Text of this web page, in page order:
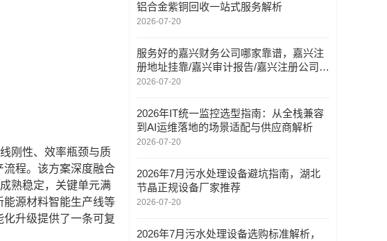
刚性、效率瓶颈与质
程。该方案深度融合
熟稳定，关键单元满
源材料智能生产线等
升级提供了一条可复
铝合金紫铜回收一站式服务解析
2026-07-20
服务好的嘉兴财务公司哪家靠谱，嘉兴注
册地址挂靠/嘉兴审计报告/嘉兴注册公司/
嘉兴会计公司，嘉兴财务公司哪家好
2026-07-20
2026年IT统一监控选型指南：从全栈兼容
到AI运维落地的场景适配与供应商解析
2026-07-20
2026年7月污水处理设备避坑指南，湖北
节晶正规设备厂家推荐
2026-07-20
2026年7月污水处理设备选购标准解析，